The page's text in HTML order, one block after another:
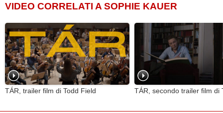
VIDEO CORRELATI A SOPHIE KAUER
TÁR, trailer film di Todd Field TÁR, secondo trailer film di